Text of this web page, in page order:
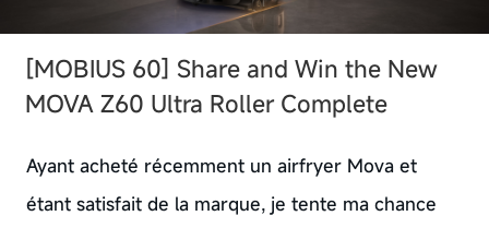
[MOBIUS 60] Share and Win the New
MOVA Z60 Ultra Roller Complete
Ayant acheté récemment un airfryer Mova et
étant satisfait de la marque, je tente ma chance